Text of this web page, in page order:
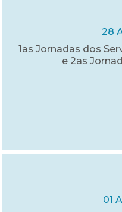
28
1as Jornadas dos
e 2as
01